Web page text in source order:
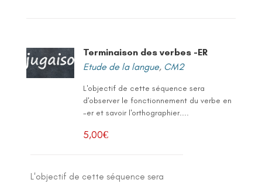
Terminaison des verbes -ER
Etude de la langue, CM2
L'objectif de cette séquence sera
d'observer le fonctionnement du verbe en
-er et savoir l'orthographier....
5,00€
L'objectif de cette séquence sera